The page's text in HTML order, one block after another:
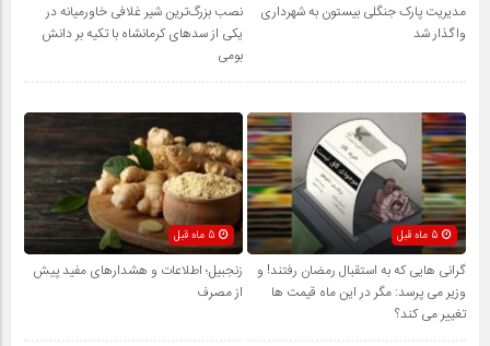
مدیریت پارک جنگلی بیستون به شهرداری
واگذار شد
نصب بزرگ‌ترین شیر غلافی خاورمیانه در
یکی از سدهای کرمانشاه با تکیه بر دانش
بومی
گرانی هایی که به استقبال رمضان رفتند! و
وزیر می پرسد: مگر در این ماه قیمت ها
تغییر می کند؟
زنجبیل؛ اطلاعات و هشدارهای مفید پیش
از مصرف